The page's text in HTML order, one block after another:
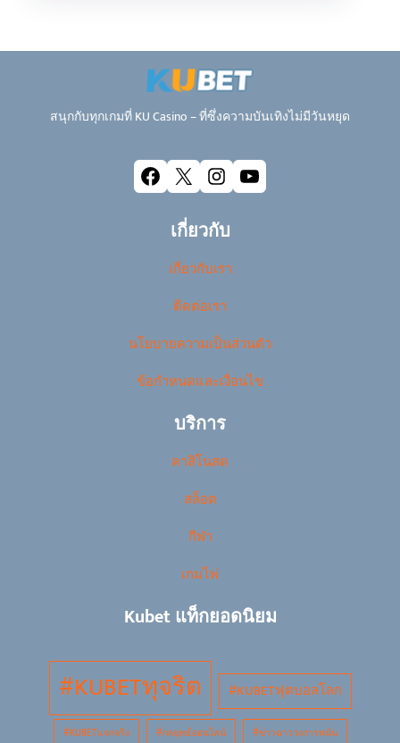
สนุกกับทุกเกมที่ KU Casino – ที่ซึ่งความบันเทิงไม่มีวันหยุด
Facebook X Instagram YouTube
เกี่ยวกับ
เกี่ยวกับเรา
ติดต่อเรา
นโยบายความเป็นส่วนตัว
ข้อกำหนดและเงื่อนไข
บริการ
คาสิโนสด
สล็อต
กีฬา
เกมไพ่
Kubet แท็กยอดนิยม
#KUBETทุจริต #KUBETฟุตบอลโลก
#KUBETแจกจริง #กลยุทธ์ออนไลน์ #ข่าวฉาววงการพนัน